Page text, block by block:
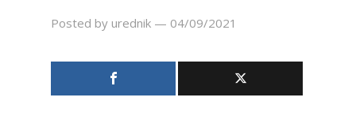
Posted by urednik — 04/09/2021